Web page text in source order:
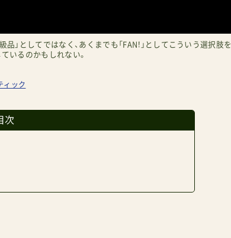
」としてではなく、あくまでも「FAN！」としてこういう選択肢
いるのかもしれない。
ィック
次